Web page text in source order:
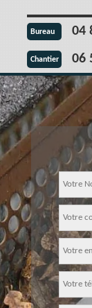
Bureau 04
Chantier 06